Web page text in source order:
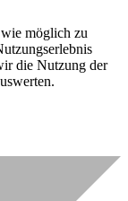
möglich zu
die Nutzung der